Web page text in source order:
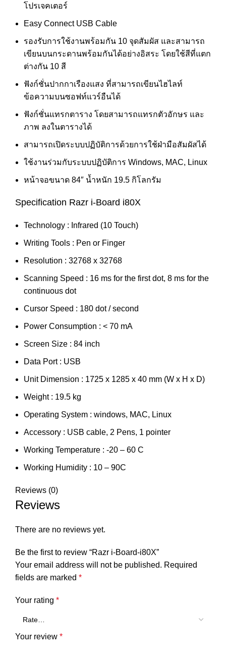
โปรเจคเตอร์
Easy Connect USB Cable
รองรับการใช้งานพร้อมกัน 10 จุดสัมผัส และสามารถ
เขียนบนกระดานพร้อมกันได้อย่างอิสระ โดยใช้สีที่แตก
ต่างกัน 10 สี
ฟังก์ชั่นปากกาเรืองแสง ที่สามารถเขียนไฮไลท์
ข้อความบนซอฟท์แวร์อืนได้
ฟังก์ชั่นแทรกตาราง โดยสามารถแทรกตัวอักษร และ
ภาพ ลงในตารางได้
สามารถเปิดระบบปฏิบัติการด้วยการใช้ฝ่ามือสัมผัสได้
ใช้งานร่วมกับระบบปฏิบัติการ Windows, MAC, Linux
หน้าจอขนาด 84″ น้ำหนัก 19.5 กิโลกรัม
Specification Razr i-Board i80X
Technology : Infrared (10 Touch)
Writing Tools : Pen or Finger
Resolution : 32768 x 32768
Scanning Speed : 16 ms for the first dot, 8 ms for the
continuous dot
Cursor Speed : 180 dot / second
Power Consumption : < 70 mA
Screen Size : 84 inch
Data Port : USB
Unit Dimension : 1725 x 1285 x 40 mm (W x H x D)
Weight : 19.5 kg
Operating System : windows, MAC, Linux
Accessory : USB cable, 2 Pens, 1 pointer
Working Temperature : -20 – 60 C
Working Humidity : 10 – 90C
Reviews (0)
Reviews
There are no reviews yet.
Be the first to review “Razr i-Board-i80X”
Your email address will not be published. Required
fields are marked *
Your rating *
Your review *